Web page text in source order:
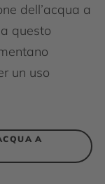
dell’acqua a
questo
un uso
A